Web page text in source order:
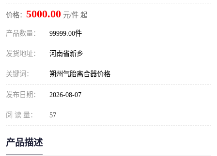
价格： 5000.00 元/件 起
产品数量： 99999.00件
发货地址： 河南省新乡
关键词： 朔州气胎离合器价格
发布日期： 2026-08-07
阅 读 量： 57
产品描述